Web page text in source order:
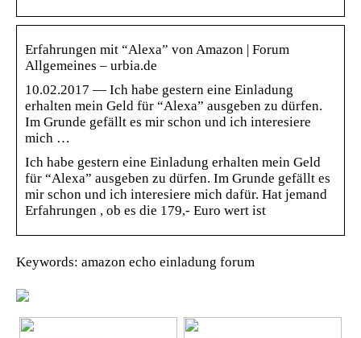
Erfahrungen mit “Alexa” von Amazon | Forum
Allgemeines – urbia.de
10.02.2017 — Ich habe gestern eine Einladung
erhalten mein Geld für “Alexa” ausgeben zu dürfen.
Im Grunde gefällt es mir schon und ich interesiere
mich …
Ich habe gestern eine Einladung erhalten mein Geld
für “Alexa” ausgeben zu dürfen. Im Grunde gefällt es
mir schon und ich interesiere mich dafür. Hat jemand
Erfahrungen , ob es die 179,- Euro wert ist
Keywords: amazon echo einladung forum